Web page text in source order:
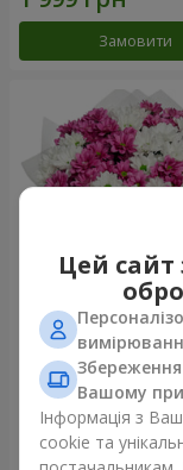
Замовити
Букет "Струни
6 854 грн
Замовити
Цей сайт
Вашому
Інформація з
cookie та